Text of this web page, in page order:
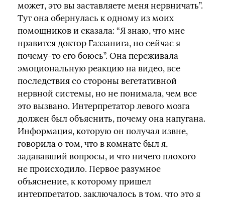
может, это вы заставляете меня нервничать”.
Тут она обернулась к одному из моих
помощников и сказала: “Я знаю, что мне
нравится доктор Газзанига, но сейчас я
почему-то его боюсь”. Она переживала
эмоциональную реакцию на видео, все
последствия со стороны вегетативной
нервной системы, но не понимала, чем все
это вызвано. Интерпретатор левого мозга
должен был объяснить, почему она напугана.
Информация, которую он получал извне,
говорила о том, что в комнате был я,
задававший вопросы, и что ничего плохого
не происходило. Первое разумное
объяснение, к которому пришел
интерпретатор, заключалось в том, что это я